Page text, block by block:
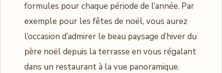
formules pour chaque période de l’année. Par
exemple pour les fêtes de noël, vous aurez
l’occasion d’admirer le beau paysage d’hiver du
père noël depuis la terrasse en vous régalant
dans un restaurant à la vue panoramique.